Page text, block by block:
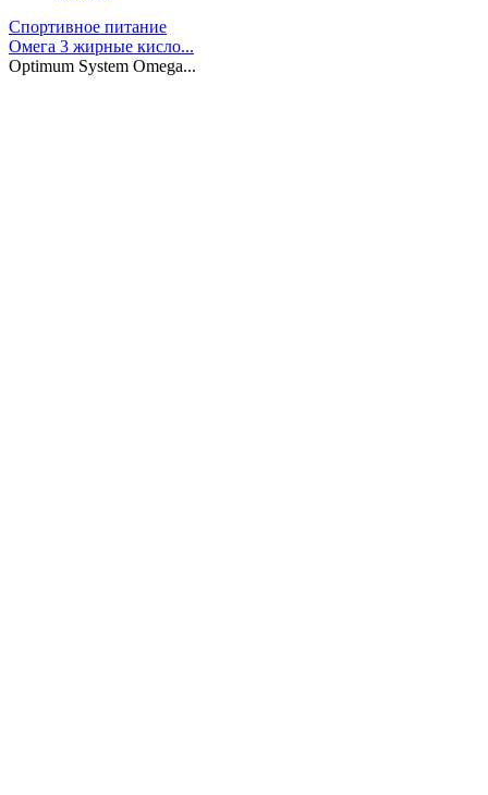
Спортивное питание
Омега 3 жирные кисло...
Optimum System Omega...